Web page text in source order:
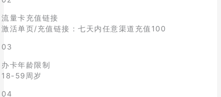
流量卡充值链接
激活单页/充值链接：七天内任意渠道充值100
03
办卡年龄限制
18-59周岁
04